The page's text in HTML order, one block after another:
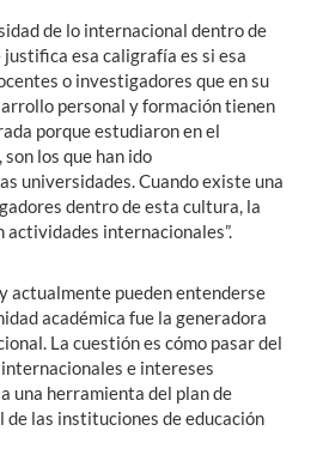
de lo internacional dentro de
justifica esa caligrafía es si esa
o investigadores que en su
personal y formación tienen
porque estudiaron en el
los que han ido
universidades. Cuando existe una
dentro de esta cultura, la
actividades internacionales”.
actualmente pueden entenderse
académica fue la generadora
La cuestión es cómo pasar del
e intereses
una herramienta del plan de
las instituciones de educación